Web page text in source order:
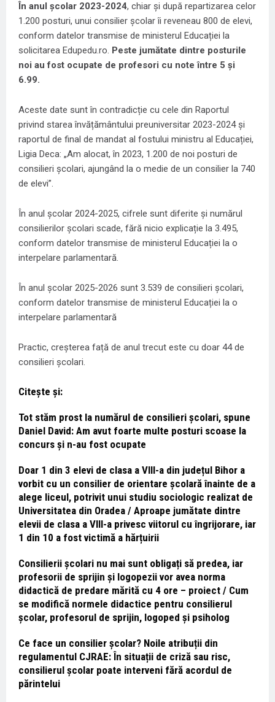
În anul școlar 2023-2024, chiar și după repartizarea celor
1.200 posturi, unui consilier școlar îi reveneau 800 de elevi,
conform datelor transmise de ministerul Educației la
solicitarea Edupedu.ro. Peste jumătate dintre posturile
noi au fost ocupate de profesori cu note între 5 și
6.99.
Aceste date sunt în contradicție cu cele din Raportul
privind starea învățământului preuniversitar 2023-2024 și
raportul de final de mandat al fostului ministru al Educației,
Ligia Deca: „Am alocat, în 2023, 1.200 de noi posturi de
consilieri școlari, ajungând la o medie de un consilier la 740
de elevi”.
În anul școlar 2024-2025, cifrele sunt diferite și numărul
consilierilor școlari scade, fără nicio explicație la 3.495,
conform datelor transmise de ministerul Educației la o
interpelare parlamentară.
În anul școlar 2025-2026 sunt 3.539 de consilieri școlari,
conform datelor transmise de ministerul Educației la o
interpelare parlamentară
Practic, creșterea față de anul trecut este cu doar 44 de
consilieri școlari.
Citește și:
Tot stăm prost la numărul de consilieri școlari, spune
Daniel David: Am avut foarte multe posturi scoase la
concurs și n-au fost ocupate
Doar 1 din 3 elevi de clasa a VIII-a din județul Bihor a
vorbit cu un consilier de orientare școlară înainte de a
alege liceul, potrivit unui studiu sociologic realizat de
Universitatea din Oradea / Aproape jumătate dintre
elevii de clasa a VIII-a privesc viitorul cu îngrijorare, iar
1 din 10 a fost victimă a hărțuirii
Consilierii școlari nu mai sunt obligați să predea, iar
profesorii de sprijin și logopezii vor avea norma
didactică de predare mărită cu 4 ore – proiect / Cum
se modifică normele didactice pentru consilierul
școlar, profesorul de sprijin, logoped și psiholog
Ce face un consilier școlar? Noile atribuții din
regulamentul CJRAE: În situații de criză sau risc,
consilierul școlar poate interveni fără acordul de
părintelui